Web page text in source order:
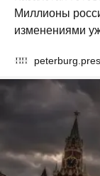
Миллионы
изменениями